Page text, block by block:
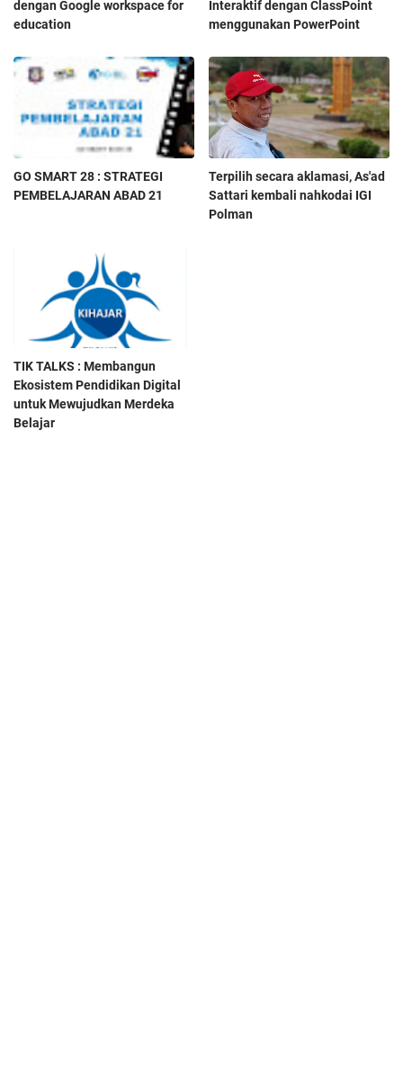
dengan Google workspace for
education
Interaktif dengan ClassPoint
menggunakan PowerPoint
GO SMART 28 : STRATEGI
PEMBELAJARAN ABAD 21
Terpilih secara aklamasi, As'ad
Sattari kembali nahkodai IGI
Polman
TIK TALKS : Membangun
Ekosistem Pendidikan Digital
untuk Mewujudkan Merdeka
Belajar